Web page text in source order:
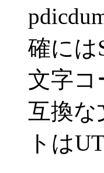
確には
文字コ
互換
トは